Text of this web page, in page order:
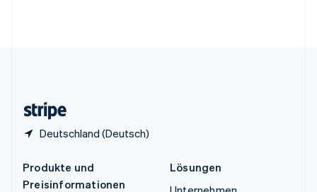
Deutschland (Deutsch)
Produkte und
Preisinformationen
Lösungen